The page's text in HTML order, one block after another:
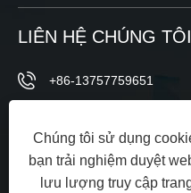
LIÊN HỆ CHÚNG TÔI
+86-13757759651
Phía đông số 148,
tiểu khu Yanpan, thành
Chúng tôi sử dụng
bạn trải nghiệm duyệt
lưu lượng truy cập